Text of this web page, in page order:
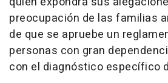
preocupación de las familias
de que se apruebe un
personas con gran
con el diagnóstico específico